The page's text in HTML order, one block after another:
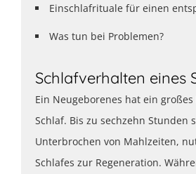
Einschlafrituale für einen
Was tun bei Problemen?
Schlafverhalten eines
Ein Neugeborenes hat ein
Schlaf. Bis zu sechzehn Stunden
Unterbrochen von Mahlzeiten,
Schlafes zur Regeneration.